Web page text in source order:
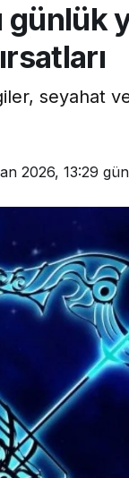
günlük
seyahat
2026, 13:29